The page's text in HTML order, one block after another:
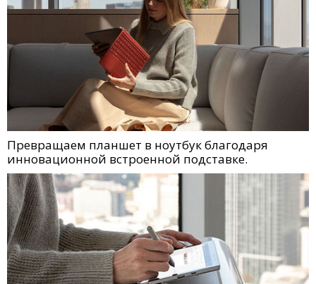
Превращаем планшет в ноутбук благодаря
инновационной встроенной подставке.